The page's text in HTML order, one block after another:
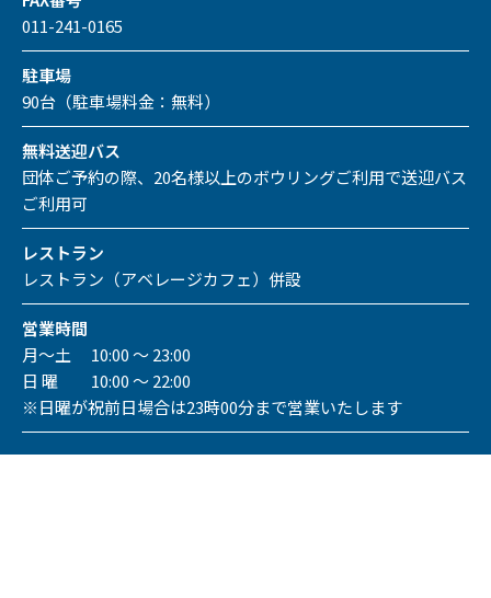
011-241-0165
駐車場
90台（駐車場料金：無料）
無料送迎バス
団体ご予約の際、20名様以上のボウリングご利用で送迎バス
ご利用可
レストラン
レストラン（アベレージカフェ）併設
営業時間
月～土 10:00 ～ 23:00
日 曜 10:00 ～ 22:00
※日曜が祝前日場合は23時00分まで営業いたします